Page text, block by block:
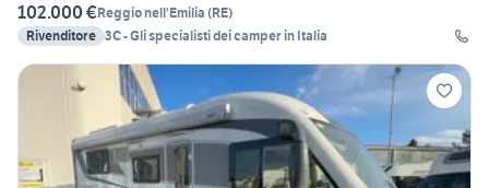
102.000 €Reggio nell'Emilia (RE)
Rivenditore 3C - Gli specialisti dei camper in Italia